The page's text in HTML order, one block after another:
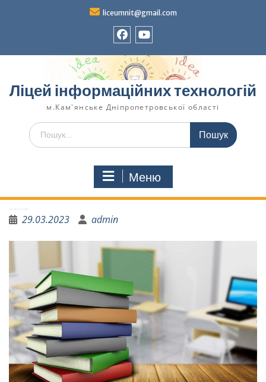
liceumnit@gmail.com
Ліцей інформаційних технологій
м.Кам'янське Дніпропетровської області
Меню
29.03.2023 admin